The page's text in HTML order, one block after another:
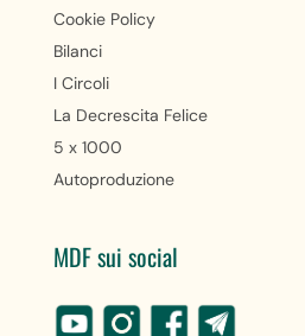
Cookie Policy
Bilanci
I Circoli
La Decrescita Felice
5 x 1000
Autoproduzione
MDF sui social